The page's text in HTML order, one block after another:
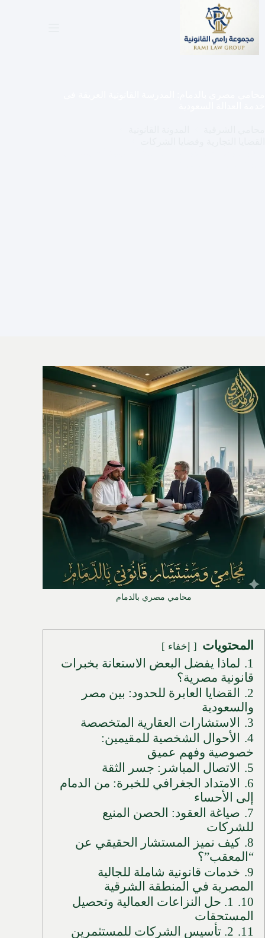
محامي مصري بالدمام
المحتويات إخفاء
1.
لماذا يفضل البعض الاستعانة بخبرات
قانونية مصرية؟
2.
القضايا العابرة للحدود: بين مصر
والسعودية
3.
الاستشارات العقارية المتخصصة
4.
الأحوال الشخصية للمقيمين:
خصوصية وفهم عميق
5.
الاتصال المباشر: جسر الثقة
6.
الامتداد الجغرافي للخبرة: من الدمام
إلى الأحساء
7.
صياغة العقود: الحصن المنيع
للشركات
8. كيف نميز المستشار الحقيقي عن
“المعقب”؟
9. خدمات قانونية شاملة للجالية
المصرية في المنطقة الشرقية
10.
1. حل النزاعات العمالية وتحصيل
المستحقات
11.
2. تأسيس الشركات للمستثمرين